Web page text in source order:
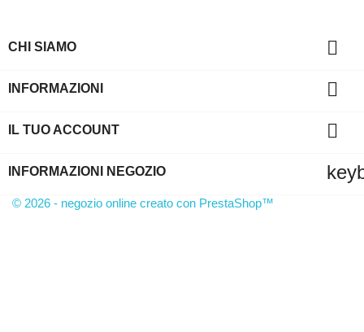
CHI SIAMO 
INFORMAZIONI 
IL TUO ACCOUNT 
INFORMAZIONI NEGOZIO
© 2026 - negozio online creato con PrestaShop™